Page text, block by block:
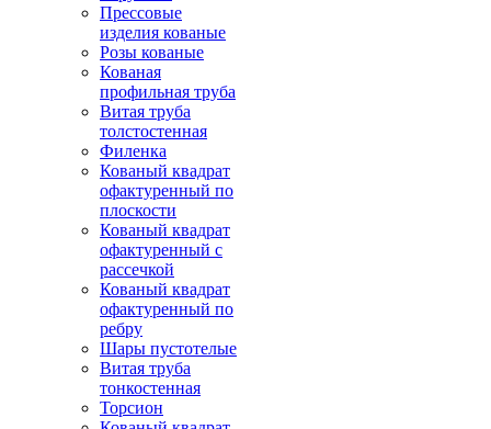
Прессовые
изделия кованые
Розы кованые
Кованая
профильная труба
Витая труба
толстостенная
Филенка
Кованый квадрат
офактуренный по
плоскости
Кованый квадрат
офактуренный с
рассечкой
Кованый квадрат
офактуренный по
ребру
Шары пустотелые
Витая труба
тонкостенная
Торсион